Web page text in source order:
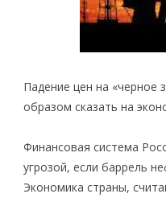
Падение цен на «черное
образом сказать на
Финансовая система
угрозой, если баррель
Экономика страны,